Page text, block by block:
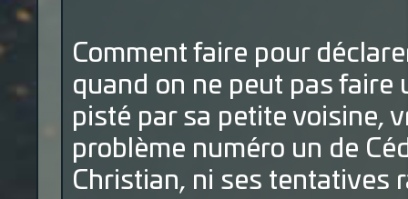
Comment faire pour
quand on ne peut pas faire
pisté par sa petite voisine,
problème numéro un de
Christian, ni ses tentatives